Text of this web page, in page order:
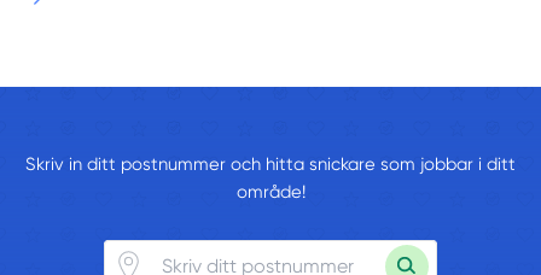
Skriv in ditt postnummer och hitta snickare som jobbar i ditt
område!